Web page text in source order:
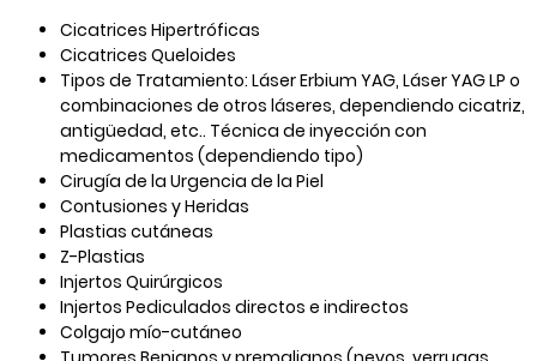
Cicatrices Hipertróficas
Cicatrices Queloides
Tipos de Tratamiento: Láser Erbium YAG, Láser YAG LP o
combinaciones de otros láseres, dependiendo cicatriz,
antigüedad, etc.. Técnica de inyección con
medicamentos (dependiendo tipo)
Cirugía de la Urgencia de la Piel
Contusiones y Heridas
Plastias cutáneas
Z-Plastias
Injertos Quirúrgicos
Injertos Pediculados directos e indirectos
Colgajo mío-cutáneo